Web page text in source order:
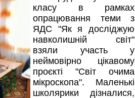
класу в рамках
опрацювання теми з
ЯДС "Як я досліджую
навколишній світ"
взяли участь у
неймовірно цікавому
проєкті "Світ очима
мікроскопа". Маленькі
школярики дізналися,